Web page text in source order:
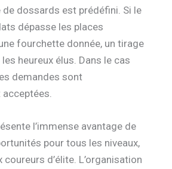
de dossards est prédéfini. Si le
dépasse les places
fourchette donnée, un tirage
heureux élus. Dans le cas
demandes sont
l’immense avantage de
pour tous les niveaux,
d’élite. L’organisation